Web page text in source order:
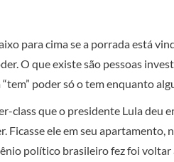
para cima se a porrada está
O que existe são pessoas
poder só o tem enquanto
class que o presidente Lula deu
Ficasse ele em seu apartamento,
político brasileiro fez foi voltar